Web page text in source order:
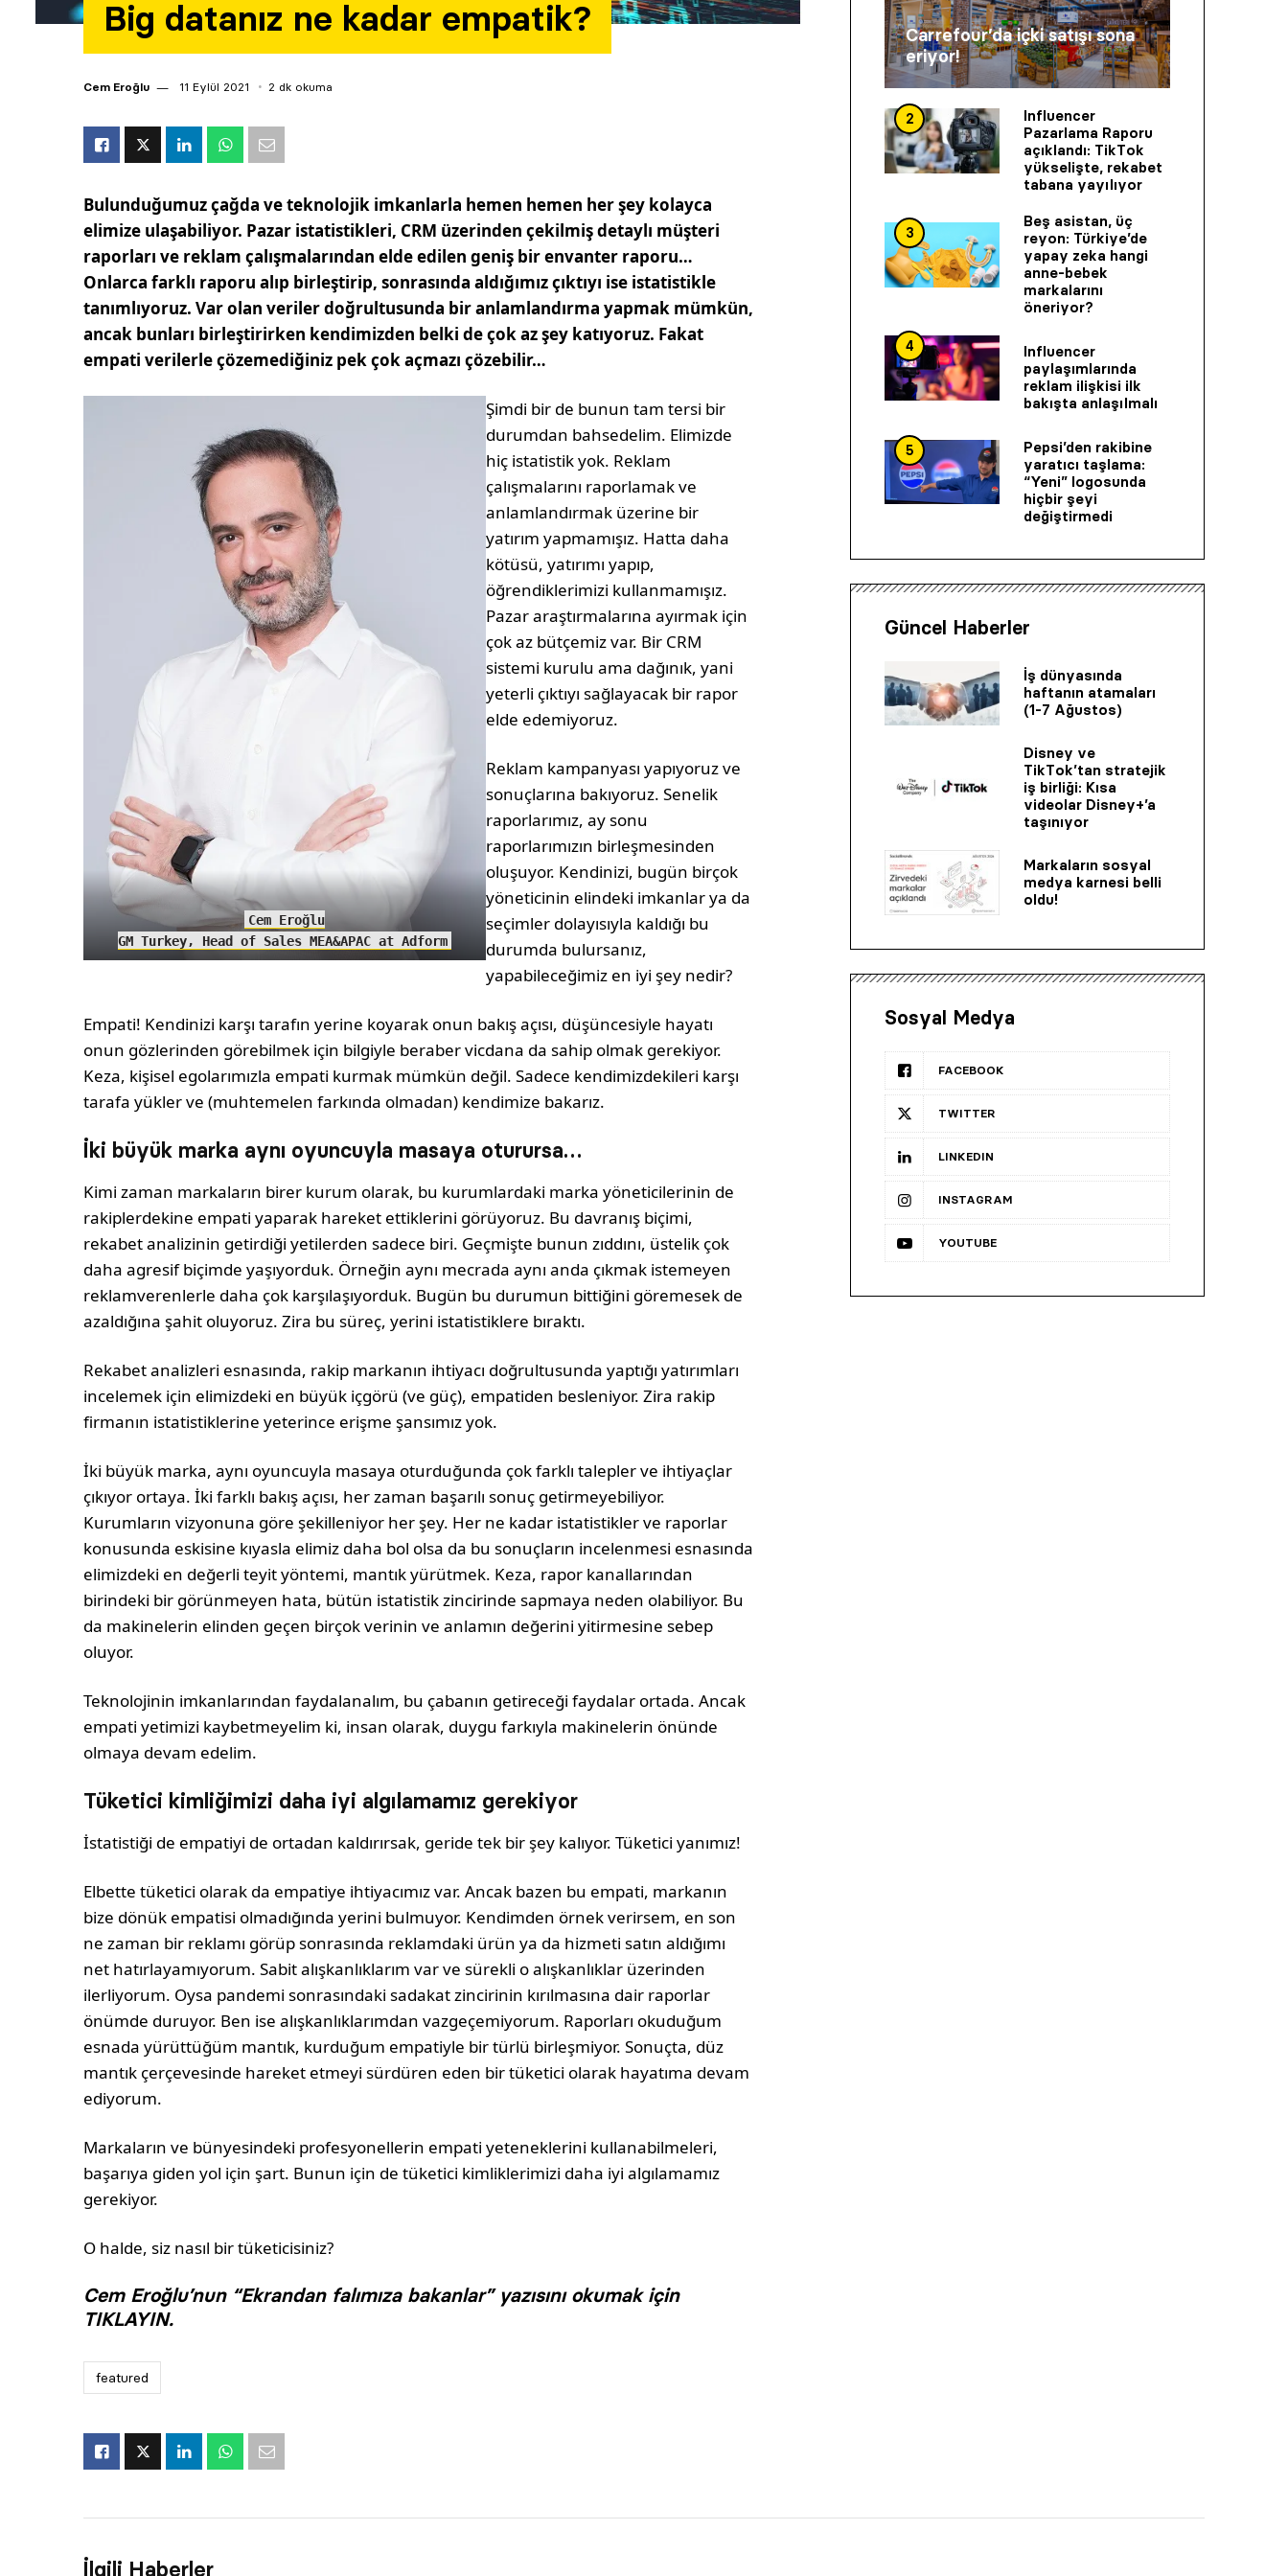
Big datanız ne kadar empatik?
Cem Eroğlu 11 Eylül 2021 2 dk okuma
Bulunduğumuz çağda ve teknolojik imkanlarla hemen hemen her şey kolayca
elimize ulaşabiliyor. Pazar istatistikleri, CRM üzerinden çekilmiş detaylı müşteri
raporları ve reklam çalışmalarından elde edilen geniş bir envanter raporu…
Onlarca farklı raporu alıp birleştirip, sonrasında aldığımız çıktıyı ise istatistikle
tanımlıyoruz. Var olan veriler doğrultusunda bir anlamlandırma yapmak mümkün,
ancak bunları birleştirirken kendimizden belki de çok az şey katıyoruz. Fakat
empati verilerle çözemediğiniz pek çok açmazı çözebilir…
Cem Eroğlu
GM Turkey, Head of Sales MEA&APAC at Adform
Şimdi bir de bunun tam tersi bir
durumdan bahsedelim. Elimizde
hiç istatistik yok. Reklam
çalışmalarını raporlamak ve
anlamlandırmak üzerine bir
yatırım yapmamışız. Hatta daha
kötüsü, yatırımı yapıp,
öğrendiklerimizi kullanmamışız.
Pazar araştırmalarına ayırmak için
çok az bütçemiz var. Bir CRM
sistemi kurulu ama dağınık, yani
yeterli çıktıyı sağlayacak bir rapor
elde edemiyoruz.
Reklam kampanyası yapıyoruz ve
sonuçlarına bakıyoruz. Senelik
raporlarımız, ay sonu
raporlarımızın birleşmesinden
oluşuyor. Kendinizi, bugün birçok
yöneticinin elindeki imkanlar ya da
seçimler dolayısıyla kaldığı bu
durumda bulursanız,
yapabileceğimiz en iyi şey nedir?
Empati! Kendinizi karşı tarafın yerine koyarak onun bakış açısı, düşüncesiyle hayatı
onun gözlerinden görebilmek için bilgiyle beraber vicdana da sahip olmak gerekiyor.
Keza, kişisel egolarımızla empati kurmak mümkün değil. Sadece kendimizdekileri karşı
tarafa yükler ve (muhtemelen farkında olmadan) kendimize bakarız.
İki büyük marka aynı oyuncuyla masaya oturursa…
Kimi zaman markaların birer kurum olarak, bu kurumlardaki marka yöneticilerinin de
rakiplerdekine empati yaparak hareket ettiklerini görüyoruz. Bu davranış biçimi,
rekabet analizinin getirdiği yetilerden sadece biri. Geçmişte bunun zıddını, üstelik çok
daha agresif biçimde yaşıyorduk. Örneğin aynı mecrada aynı anda çıkmak istemeyen
reklamverenlerle daha çok karşılaşıyorduk. Bugün bu durumun bittiğini göremesek de
azaldığına şahit oluyoruz. Zira bu süreç, yerini istatistiklere bıraktı.
Rekabet analizleri esnasında, rakip markanın ihtiyacı doğrultusunda yaptığı yatırımları
incelemek için elimizdeki en büyük içgörü (ve güç), empatiden besleniyor. Zira rakip
firmanın istatistiklerine yeterince erişme şansımız yok.
İki büyük marka, aynı oyuncuyla masaya oturduğunda çok farklı talepler ve ihtiyaçlar
çıkıyor ortaya. İki farklı bakış açısı, her zaman başarılı sonuç getirmeyebiliyor.
Kurumların vizyonuna göre şekilleniyor her şey. Her ne kadar istatistikler ve raporlar
konusunda eskisine kıyasla elimiz daha bol olsa da bu sonuçların incelenmesi esnasında
elimizdeki en değerli teyit yöntemi, mantık yürütmek. Keza, rapor kanallarından
birindeki bir görünmeyen hata, bütün istatistik zincirinde sapmaya neden olabiliyor. Bu
da makinelerin elinden geçen birçok verinin ve anlamın değerini yitirmesine sebep
oluyor.
Teknolojinin imkanlarından faydalanalım, bu çabanın getireceği faydalar ortada. Ancak
empati yetimizi kaybetmeyelim ki, insan olarak, duygu farkıyla makinelerin önünde
olmaya devam edelim.
Tüketici kimliğimizi daha iyi algılamamız gerekiyor
İstatistiği de empatiyi de ortadan kaldırırsak, geride tek bir şey kalıyor. Tüketici yanımız!
Elbette tüketici olarak da empatiye ihtiyacımız var. Ancak bazen bu empati, markanın
bize dönük empatisi olmadığında yerini bulmuyor. Kendimden örnek verirsem, en son
ne zaman bir reklamı görüp sonrasında reklamdaki ürün ya da hizmeti satın aldığımı
net hatırlayamıyorum. Sabit alışkanlıklarım var ve sürekli o alışkanlıklar üzerinden
ilerliyorum. Oysa pandemi sonrasındaki sadakat zincirinin kırılmasına dair raporlar
önümde duruyor. Ben ise alışkanlıklarımdan vazgeçemiyorum. Raporları okuduğum
esnada yürüttüğüm mantık, kurduğum empatiyle bir türlü birleşmiyor. Sonuçta, düz
mantık çerçevesinde hareket etmeyi sürdüren eden bir tüketici olarak hayatıma devam
ediyorum.
Markaların ve bünyesindeki profesyonellerin empati yeteneklerini kullanabilmeleri,
başarıya giden yol için şart. Bunun için de tüketici kimliklerimizi daha iyi algılamamız
gerekiyor.
O halde, siz nasıl bir tüketicisiniz?
Cem Eroğlu’nun “Ekrandan falımıza bakanlar” yazısını okumak için
TIKLAYIN.
featured
Carrefour’da içki satışı sona
eriyor!
2
Influencer
Pazarlama Raporu
açıklandı: TikTok
yükselişte, rekabet
tabana yayılıyor
3
Beş asistan, üç
reyon: Türkiye’de
yapay zeka hangi
anne-bebek
markalarını
öneriyor?
4
Influencer
paylaşımlarında
reklam ilişkisi ilk
bakışta anlaşılmalı
5
Pepsi’den rakibine
yaratıcı taşlama:
“Yeni” logosunda
hiçbir şeyi
değiştirmedi
Güncel Haberler
İş dünyasında
haftanın atamaları
(1-7 Ağustos)
Disney ve
TikTok’tan stratejik
iş birliği: Kısa
videolar Disney+’a
taşınıyor
Markaların sosyal
medya karnesi belli
oldu!
Sosyal Medya
FACEBOOK
TWITTER
LINKEDIN
INSTAGRAM
YOUTUBE
İlgili Haberler